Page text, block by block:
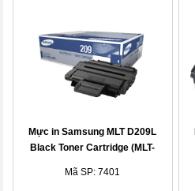
Mực in Samsung MLT D209L
Black Toner Cartridge (MLT-
Mã SP: 7401